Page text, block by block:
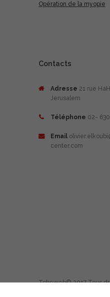
Opération de la myopie
Contacts
Adresse 21 rue
Jerusalem
Téléphone 02-
Email
center.com
Tobeweb© 2017 Tous